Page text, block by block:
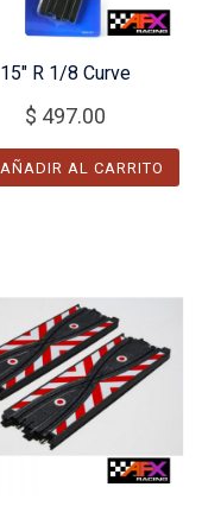
15″ R 1/8 Curve
$ 497.00
AÑADIR AL CARRITO